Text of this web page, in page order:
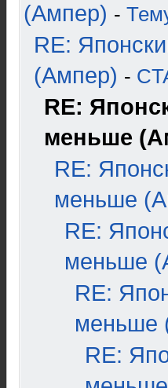
(Ампер) -
RE:
(Ампер) -
RE:
меньше
RE:
меньше
RE:
меньше
RE:
меньше
RE: